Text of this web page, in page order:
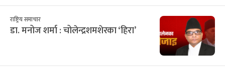
राष्ट्रिय समाचार
डा. मनोज शर्मा : चोलेन्द्रशमशेरका ‘हिरा’